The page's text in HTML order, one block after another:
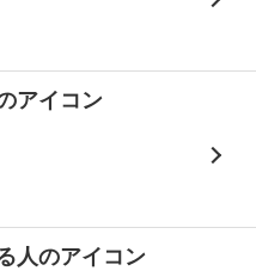
アイコン
人のアイコン